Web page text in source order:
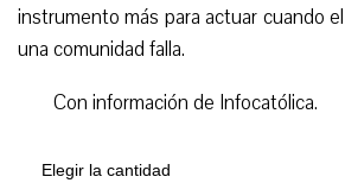
instrumento más para actuar cuando
una comunidad falla.
Con información de Infocatólica.